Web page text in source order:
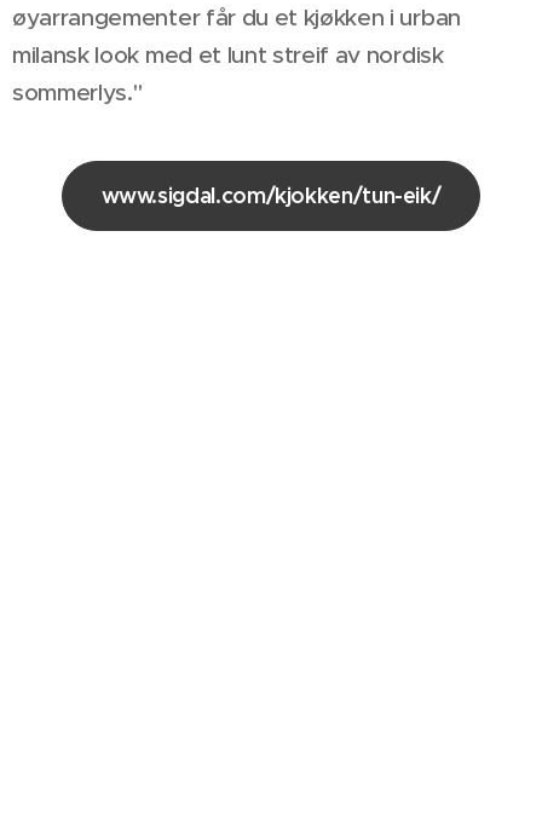
øyarrangementer får du et kjøkken i urban
milansk look med et lunt streif av nordisk
sommerlys."
www.sigdal.com/kjokken/tun-eik/